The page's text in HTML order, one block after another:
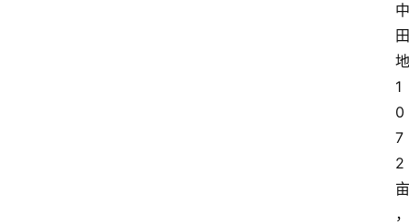
中
田
地
1
0
7
2
亩
，